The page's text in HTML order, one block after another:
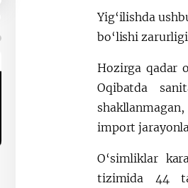
Yig‘ilishda
bo‘lishi
Hozirga qadar
Oqibatda
import
O‘simliklar
tizimida 44